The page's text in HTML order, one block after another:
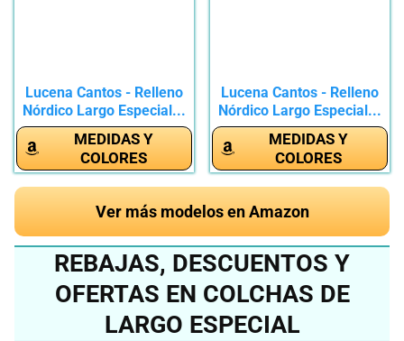
Lucena Cantos - Relleno
Nórdico Largo Especial...
MEDIDAS Y
COLORES
Lucena Cantos - Relleno
Nórdico Largo Especial...
MEDIDAS Y
COLORES
Ver más modelos en Amazon
REBAJAS, DESCUENTOS Y
OFERTAS EN COLCHAS DE
LARGO ESPECIAL